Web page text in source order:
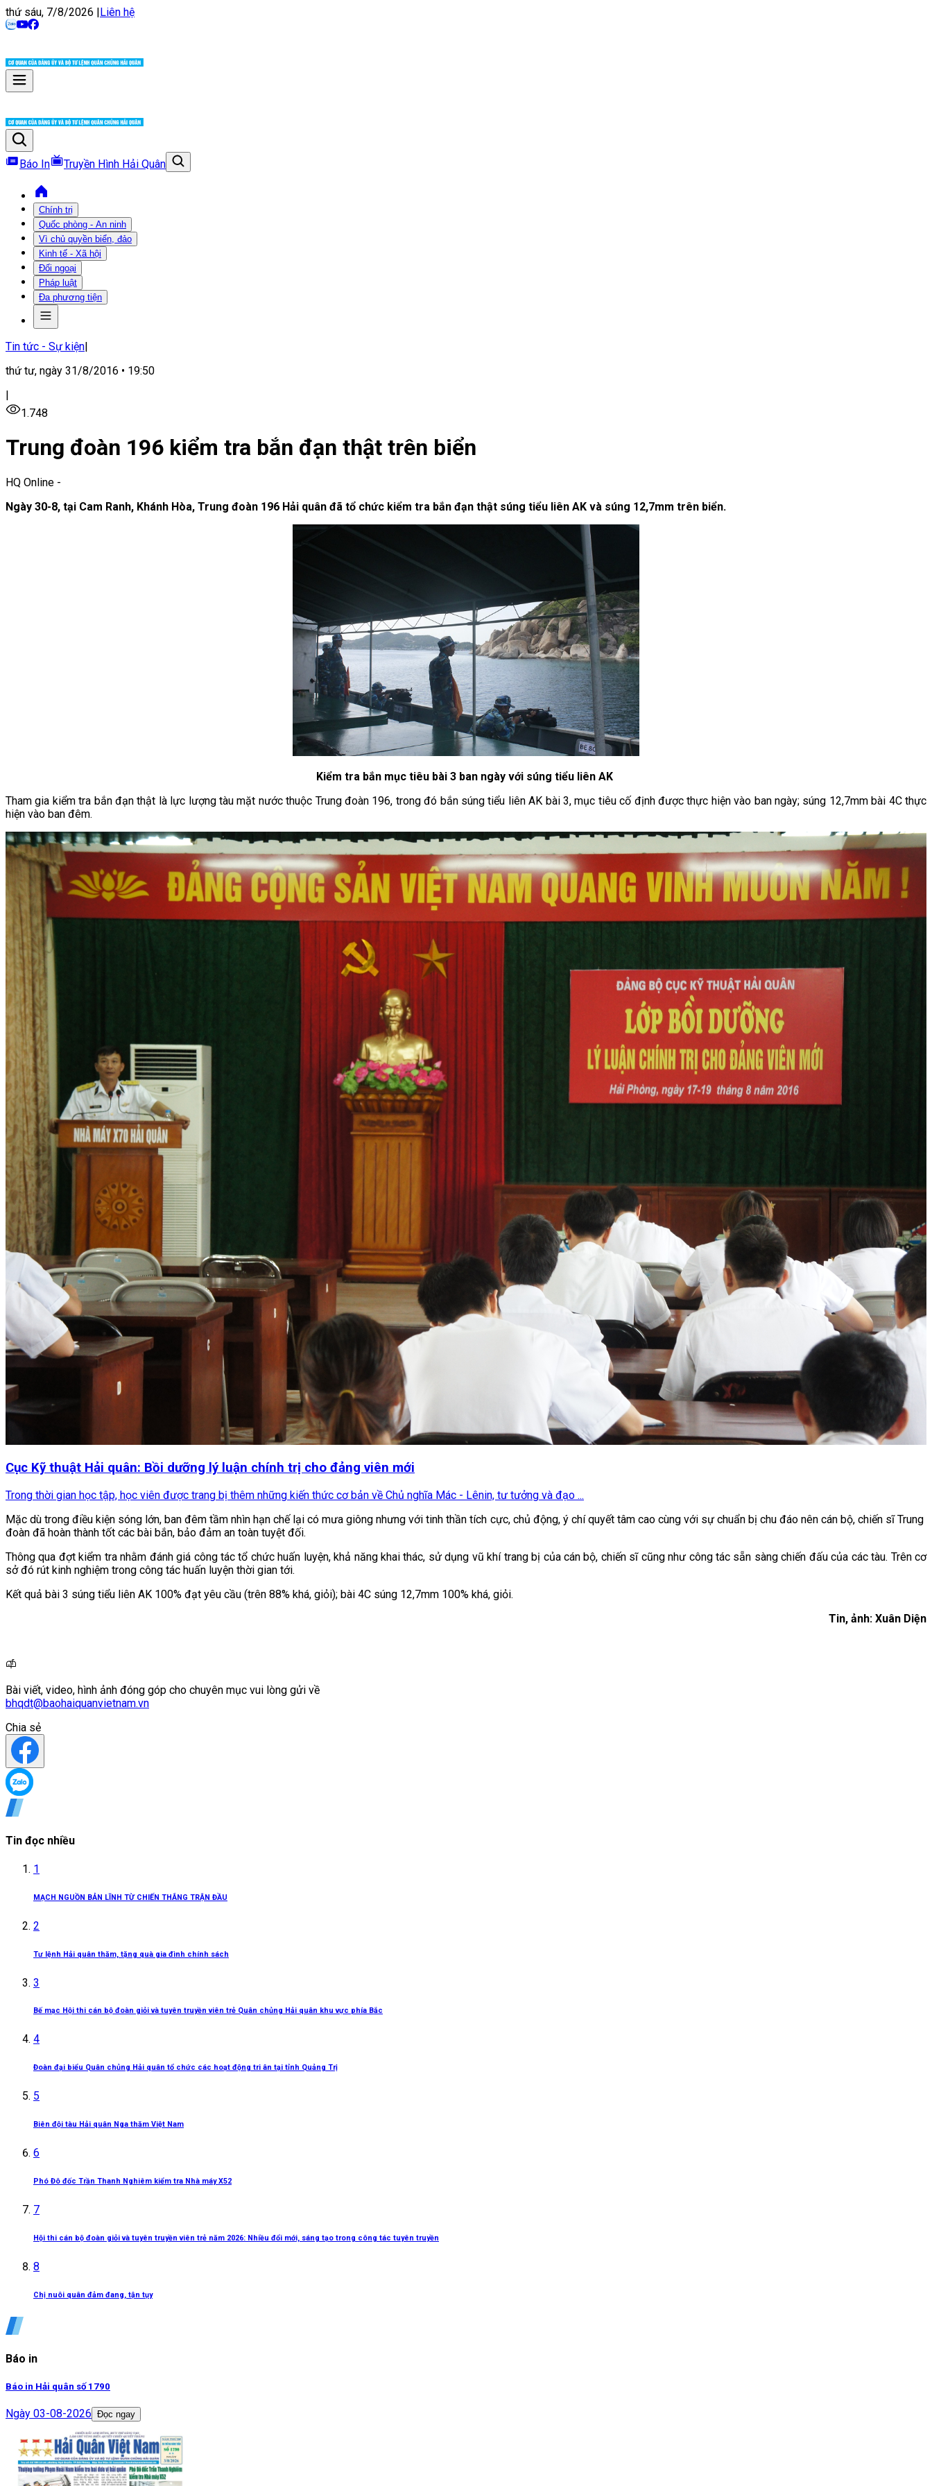
thứ sáu, 7/8/2026 |Liên hệ
Báo In Truyền Hình Hải Quân
Chính trị
Quốc phòng - An ninh
Vì chủ quyền biển, đảo
Kinh tế - Xã hội
Đối ngoại
Pháp luật
Đa phương tiện
Tin tức - Sự kiện|
thứ tư, ngày 31/8/2016 • 19:50
|
1.748
Trung đoàn 196 kiểm tra bắn đạn thật trên biển
HQ Online -
Ngày 30-8, tại Cam Ranh, Khánh Hòa, Trung đoàn 196 Hải quân đã tổ chức kiểm tra bắn đạn thật súng tiểu liên AK và súng 12,7mm trên biển.
Kiểm tra bắn mục tiêu bài 3 ban ngày với súng tiểu liên AK
Tham gia kiểm tra bắn đạn thật là lực lượng tàu mặt nước thuộc Trung đoàn 196, trong đó bắn súng tiểu liên AK bài 3, mục tiêu cố định được thực hiện vào ban ngày; súng 12,7mm bài 4C thực
hiện vào ban đêm.
Cục Kỹ thuật Hải quân: Bồi dưỡng lý luận chính trị cho đảng viên mới
Trong thời gian học tập, học viên được trang bị thêm những kiến thức cơ bản về Chủ nghĩa Mác - Lênin, tư tưởng và đạo ...
Mặc dù trong điều kiện sóng lớn, ban đêm tầm nhìn hạn chế lại có mưa giông nhưng với tinh thần tích cực, chủ động, ý chí quyết tâm cao cùng với sự chuẩn bị chu đáo nên cán bộ, chiến sĩ Trung
đoàn đã hoàn thành tốt các bài bắn, bảo đảm an toàn tuyệt đối.
Thông qua đợt kiểm tra nhằm đánh giá công tác tổ chức huấn luyện, khả năng khai thác, sử dụng vũ khí trang bị của cán bộ, chiến sĩ cũng như công tác sẵn sàng chiến đấu của các tàu. Trên cơ
sở đó rút kinh nghiệm trong công tác huấn luyện thời gian tới.
Kết quả bài 3 súng tiểu liên AK 100% đạt yêu cầu (trên 88% khá, giỏi); bài 4C súng 12,7mm 100% khá, giỏi.
Tin, ảnh: Xuân Diện
Bài viết, video, hình ảnh đóng góp cho chuyên mục vui lòng gửi về
bhqdt@baohaiquanvietnam.vn
Chia sẻ
Tin đọc nhiều
1
MẠCH NGUỒN BẢN LĨNH TỪ CHIẾN THẮNG TRẬN ĐẦU
2
Tư lệnh Hải quân thăm, tặng quà gia đình chính sách
3
Bế mạc Hội thi cán bộ đoàn giỏi và tuyên truyền viên trẻ Quân chủng Hải quân khu vực phía Bắc
4
Đoàn đại biểu Quân chủng Hải quân tổ chức các hoạt động tri ân tại tỉnh Quảng Trị
5
Biên đội tàu Hải quân Nga thăm Việt Nam
6
Phó Đô đốc Trần Thanh Nghiêm kiểm tra Nhà máy X52
7
Hội thi cán bộ đoàn giỏi và tuyên truyền viên trẻ năm 2026: Nhiều đổi mới, sáng tạo trong công tác tuyên truyền
8
Chị nuôi quân đảm đang, tận tụy
Báo in
Báo in Hải quân số 1790
Ngày 03-08-2026 Đọc ngay